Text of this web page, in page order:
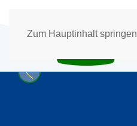
Zum Hauptinhalt springen